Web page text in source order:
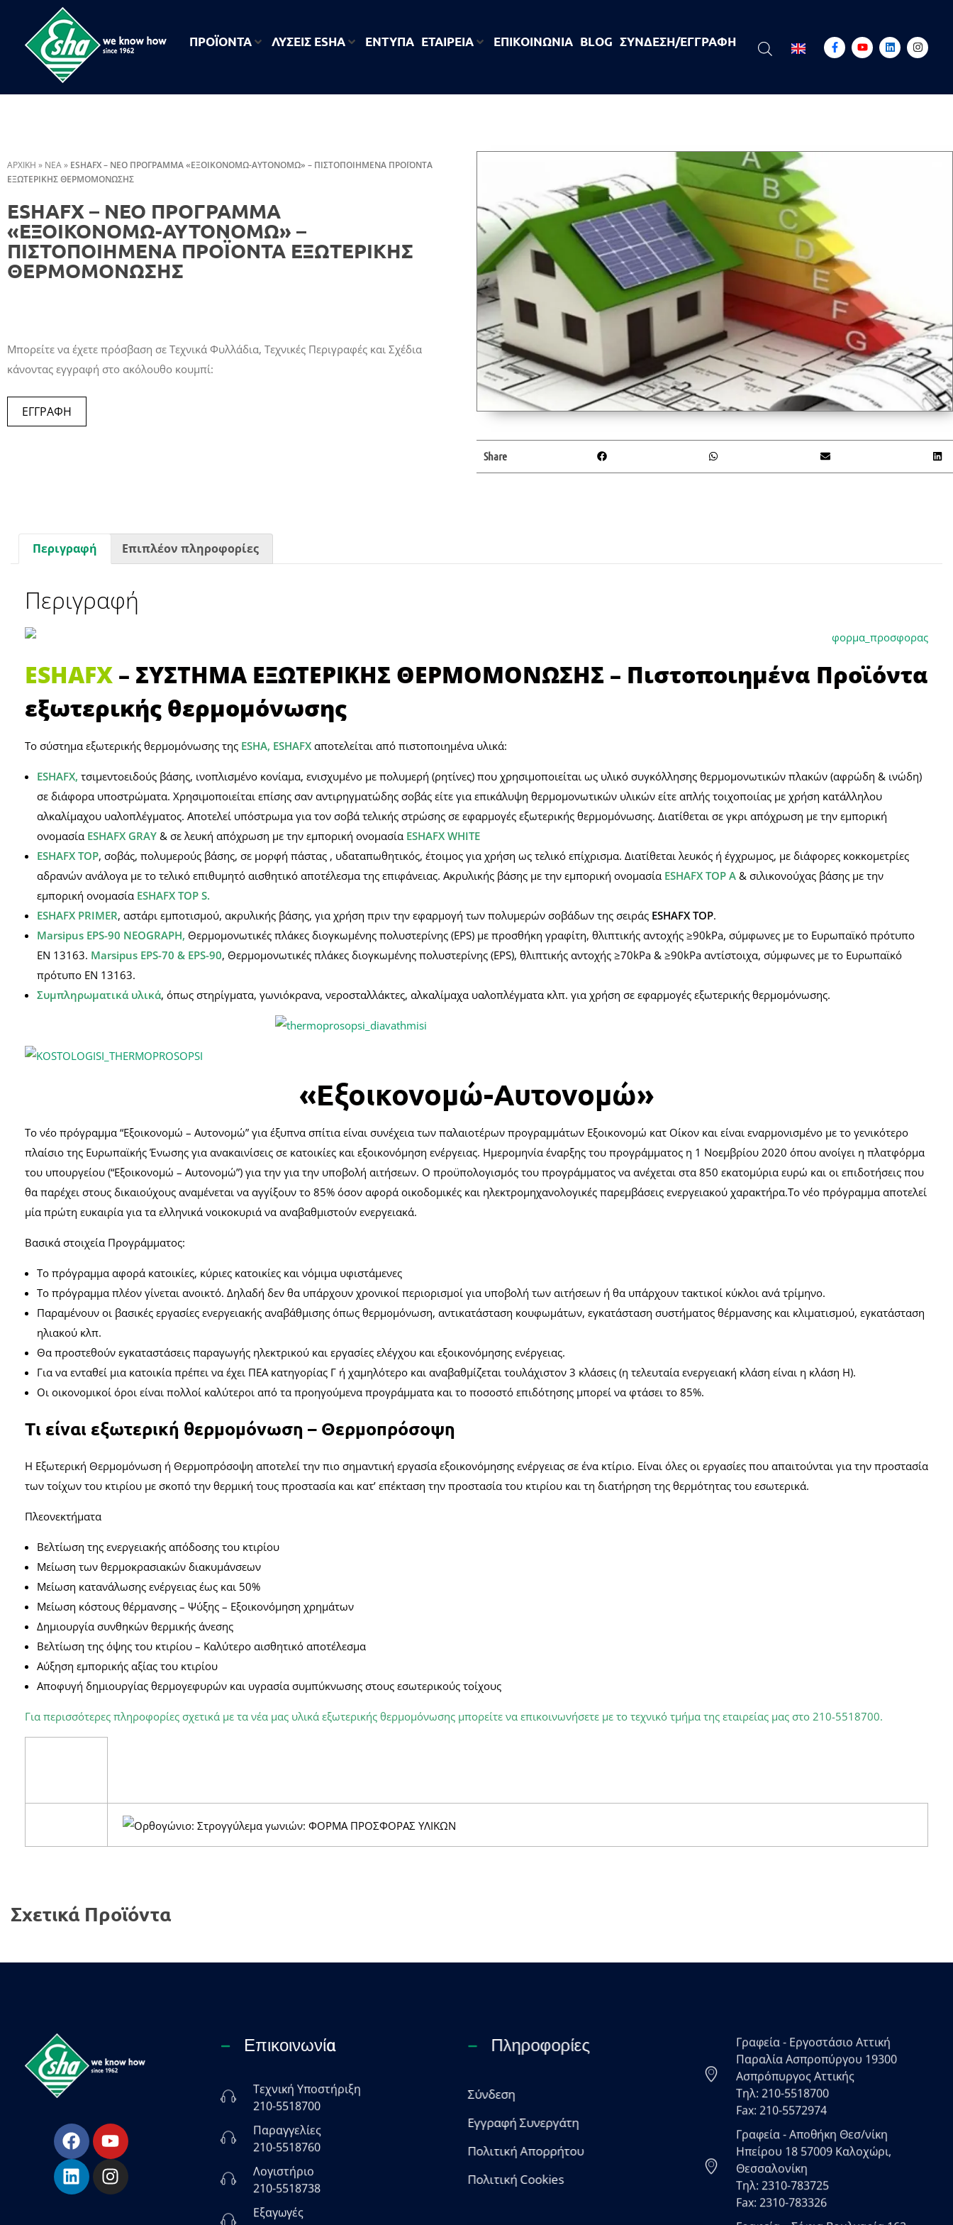
ESHA
ΠΡΟΪΟΝΤΑ ΛΥΣΕΙΣ ESHA ΕΝΤΥΠΑ ΕΤΑΙΡΕΊΑ ΕΠΙΚΟΙΝΩΝΙΑ BLOG ΣΎΝΔΕΣΗ/ΕΓΓΡΑΦΉ
ΑΡΧΙΚΗ » ΝΕΑ» ESHAFX – ΝΕΟ ΠΡΟΓΡΑΜΜΑ «ΕΞΟΙΚΟΝΟΜΏ-ΑΥΤΟΝΟΜΏ» – ΠΙΣΤΟΠΟΙΗΜΕΝΑ ΠΡΟΪΟΝΤΑ
ΕΞΩΤΕΡΙΚΗΣ ΘΕΡΜΟΜΟΝΩΣΗΣ
ESHAFX – ΝΕΟ ΠΡΟΓΡΑΜΜΑ
«ΕΞΟΙΚΟΝΟΜΏ-ΑΥΤΟΝΟΜΏ» –
ΠΙΣΤΟΠΟΙΗΜΕΝΑ ΠΡΟΪΟΝΤΑ ΕΞΩΤΕΡΙΚΗΣ
ΘΕΡΜΟΜΟΝΩΣΗΣ
Μπορείτε να έχετε πρόσβαση σε Τεχνικά Φυλλάδια, Τεχνικές Περιγραφές και Σχέδια
κάνοντας εγγραφή στο ακόλουθο κουμπί:
ΕΓΓΡΑΦΗ
Share
Περιγραφή Επιπλέον πληροφορίες
Περιγραφή
ESHAFX – ΣΥΣΤΗΜΑ ΕΞΩΤΕΡΙΚΗΣ ΘΕΡΜΟΜΟΝΩΣΗΣ – Πιστοποιημένα Προϊόντα
εξωτερικής θερμομόνωσης
To σύστημα εξωτερικής θερμομόνωσης της ESHA, ESHAFX αποτελείται από πιστοποιημένα υλικά:
ESHAFX, τσιμεντοειδούς βάσης, ινοπλισμένο κονίαμα, ενισχυμένο με πολυμερή (ρητίνες) που χρησιμοποιείται ως υλικό συγκόλλησης θερμομονωτικών πλακών (αφρώδη & ινώδη)
σε διάφορα υποστρώματα. Χρησιμοποιείται επίσης σαν αντιρηγματώδης σοβάς είτε για επικάλυψη θερμομονωτικών υλικών είτε απλής τοιχοποιίας με χρήση κατάλληλου
αλκαλίμαχου υαλοπλέγματος. Αποτελεί υπόστρωμα για τον σοβά τελικής στρώσης σε εφαρμογές εξωτερικής θερμομόνωσης. Διατίθεται σε γκρι απόχρωση με την εμπορική
ονομασία ESHAFX GRAY& σε λευκή απόχρωση με την εμπορική ονομασία ESHAFX WHITE
ESHAFX TOP, σοβάς, πολυμερούς βάσης, σε μορφή πάστας , υδαταπωθητικός, έτοιμος για χρήση ως τελικό επίχρισμα. Διατίθεται λευκός ή έγχρωμος, με διάφορες κοκκομετρίες
αδρανών ανάλογα με το τελικό επιθυμητό αισθητικό αποτέλεσμα της επιφάνειας. Ακρυλικής βάσης με την εμπορική ονομασία ESHAFX TOP Α& σιλικονούχας βάσης με την
εμπορική ονομασία ESHAFX TOP S.
ESHAFX PRIMER, αστάρι εμποτισμού, ακρυλικής βάσης, για χρήση πριν την εφαρμογή των πολυμερών σοβάδων της σειράςESHAFX TOP.
Marsipus EPS-90 NEOGRAPH, Θερμομονωτικές πλάκες διογκωμένης πολυστερίνης (EPS) με προσθήκη γραφίτη, θλιπτικής αντοχής ≥90kPa, σύμφωνες με το Ευρωπαϊκό πρότυπο
ΕΝ 13163. Marsipus EPS-70 & EPS-90, Θερμομονωτικές πλάκες διογκωμένης πολυστερίνης (EPS), θλιπτικής αντοχής ≥70kPa & ≥90kPa αντίστοιχα, σύμφωνες με το Ευρωπαϊκό
πρότυπο ΕΝ 13163.
Συμπληρωματικά υλικά, όπως στηρίγματα, γωνιόκρανα, νεροσταλλάκτες, αλκαλίμαχα υαλοπλέγματα κλπ. για χρήση σε εφαρμογές εξωτερικής θερμομόνωσης.
«Εξοικονομώ-Αυτονομώ»
Το νέο πρόγραμμα “Εξοικονομώ – Αυτονομώ” για έξυπνα σπίτια είναι συνέχεια των παλαιοτέρων προγραμμάτων Εξοικονομώ κατ Οίκον και είναι εναρμονισμένο με το γενικότερο
πλαίσιο της Ευρωπαϊκής Ένωσης για ανακαινίσεις σε κατοικίες και εξοικονόμηση ενέργειας. Ημερομηνία έναρξης του προγράμματος η 1 Νοεμβρίου 2020 όπου ανοίγει η πλατφόρμα
του υπουργείου (“Εξοικονομώ – Αυτονομώ”) για την για την υποβολή αιτήσεων. Ο προϋπολογισμός του προγράμματος να ανέχεται στα 850 εκατομύρια ευρώ και οι επιδοτήσεις που
θα παρέχει στους δικαιούχους αναμένεται να αγγίξουν το 85% όσον αφορά οικοδομικές και ηλεκτρομηχανολογικές παρεμβάσεις ενεργειακού χαρακτήρα.Το νέο πρόγραμμα αποτελεί
μία πρώτη ευκαιρία για τα ελληνικά νοικοκυριά να αναβαθμιστούν ενεργειακά.
Βασικά στοιχεία Προγράμματος:
Το πρόγραμμα αφορά κατοικίες, κύριες κατοικίες και νόμιμα υφιστάμενες
Το πρόγραμμα πλέον γίνεται ανοικτό. Δηλαδή δεν θα υπάρχουν χρονικοί περιορισμοί για υποβολή των αιτήσεων ή θα υπάρχουν τακτικοί κύκλοι ανά τρίμηνο.
Παραμένουν οι βασικές εργασίες ενεργειακής αναβάθμισης όπως θερμομόνωση, αντικατάσταση κουφωμάτων, εγκατάσταση συστήματος θέρμανσης και κλιματισμού, εγκατάσταση
ηλιακού κλπ.
Θα προστεθούν εγκαταστάσεις παραγωγής ηλεκτρικού και εργασίες ελέγχου και εξοικονόμησης ενέργειας.
Για να ενταθεί μια κατοικία πρέπει να έχει ΠΕΑ κατηγορίας Γ ή χαμηλότερο και αναβαθμίζεται τουλάχιστον 3 κλάσεις (η τελευταία ενεργειακή κλάση είναι η κλάση Η).
Οι οικονομικοί όροι είναι πολλοί καλύτεροι από τα προηγούμενα προγράμματα και το ποσοστό επιδότησης μπορεί να φτάσει το 85%.
Τι είναι εξωτερική θερμομόνωση – Θερμοπρόσοψη
Η Εξωτερική Θερμομόνωση ή Θερμοπρόσοψη αποτελεί την πιο σημαντική εργασία εξοικονόμησης ενέργειας σε ένα κτίριο. Είναι όλες οι εργασίες που απαιτούνται για την προστασία
των τοίχων του κτιρίου με σκοπό την θερμική τους προστασία και κατ’ επέκταση την προστασία του κτιρίου και τη διατήρηση της θερμότητας του εσωτερικά.
Πλεονεκτήματα
Βελτίωση της ενεργειακής απόδοσης του κτιρίου
Μείωση των θερμοκρασιακών διακυμάνσεων
Μείωση κατανάλωσης ενέργειας έως και 50%
Μείωση κόστους θέρμανσης – Ψύξης – Εξοικονόμηση χρημάτων
Δημιουργία συνθηκών θερμικής άνεσης
Βελτίωση της όψης του κτιρίου – Καλύτερο αισθητικό αποτέλεσμα
Αύξηση εμπορικής αξίας του κτιρίου
Αποφυγή δημιουργίας θερμογεφυρών και υγρασία συμπύκνωσης στους εσωτερικούς τοίχους
Για περισσότερες πληροφορίες σχετικά με τα νέα μας υλικά εξωτερικής θερμομόνωσης μπορείτε να επικοινωνήσετε με το τεχνικό τμήμα της εταιρείας μας στο 210-5518700.
Σχετικά Προϊόντα
Επικοινωνία
Τεχνική Υποστήριξη
210-5518700
Παραγγελίες
210-5518760
Λογιστήριο
210-5518738
Εξαγωγές
Πληροφορίες
Σύνδεση
Εγγραφή Συνεργάτη
Πολιτική Απορρήτου
Πολιτική Cookies
Γραφεία - Εργοστάσιο Αττική
Παραλία Ασπροπύργου 19300
Ασπρόπυργος Αττικής
Τηλ: 210-5518700
Fax: 210-5572974
Γραφεία - Αποθήκη Θεσ/νίκη
Ηπείρου 18 57009 Καλοχώρι,
Θεσσαλονίκη
Τηλ: 2310-783725
Fax: 2310-783326